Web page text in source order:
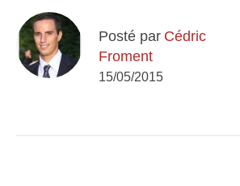
Posté par Cédric
Froment
15/05/2015